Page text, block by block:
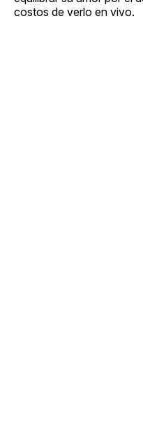
costos de verlo en vivo.